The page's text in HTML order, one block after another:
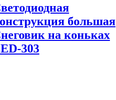
большая
на коньках
303